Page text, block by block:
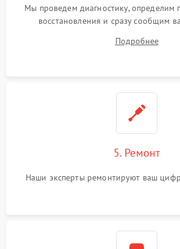
Мы проведем диагностику, определим
восстановления и сразу сообщим
Подробнее
5. Ремонт
Наши эксперты ремонтируют ваш